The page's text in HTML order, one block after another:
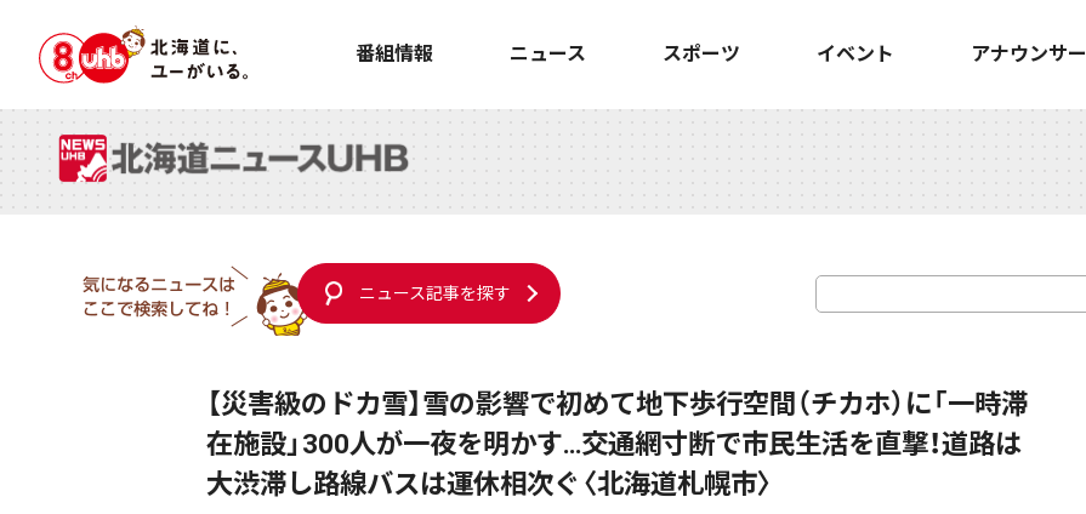
番組情報 ニュース スポーツ イベント アナウンサー
ニュース記事を探す
【災害級のドカ雪】雪の影響で初めて地下歩行空間（チカホ）に「一時滞
在施設」300人が一夜を明かす…交通網寸断で市民生活を直撃！道路は
大渋滞し路線バスは運休相次ぐ〈北海道札幌市〉